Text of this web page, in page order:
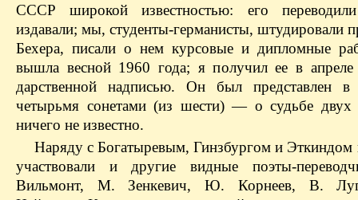
СССР широкой известностью: его
издавали; мы, студенты-германисты, штудировали
Бехера, писали о нем курсовые и дипломные
вышла весной 1960 года; я получил ее в
дарственной надписью. Он был представлен в
четырьмя сонетами (из шести) — о судьбе двух
ничего не известно.
Наряду с Богатыревым, Гинзбургом и Эткиндом
участвовали и другие видные поэты-
Вильмонт, М. Зенкевич, Ю. Корнеев, В.